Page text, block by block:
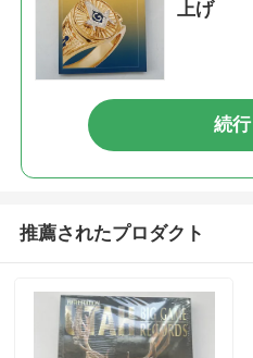
上げ
続行
推薦されたプロダクト